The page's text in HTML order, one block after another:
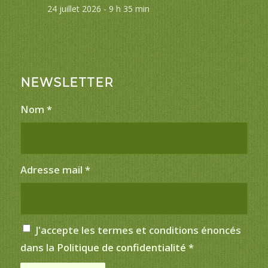
24 juillet 2026 - 9 h 35 min
NEWSLETTER
Nom *
Adresse mail *
J'accepte les termes et conditions énoncés
dans la Politique de confidentialité *